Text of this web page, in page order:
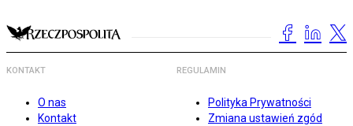
KONTAKT
O nas
Kontakt
REGULAMIN
Polityka Prywatności
Zmiana ustawień zgód